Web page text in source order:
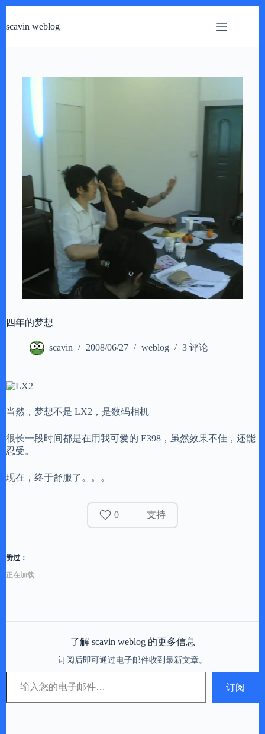
过
scavin weblog
四年的梦想
scavin 2008/06/27 weblog 3 评论
当然，梦想不是 LX2，是数码相机
很长一段时间都是在用我可爱的 E398，虽然效果不佳，还能
忍受。
现在，终于舒服了。。。
0 支持
赞过：
正在加载……
了解 scavin weblog 的更多信息
订阅后即可通过电子邮件收到最新文章。
输入您的电子邮件…
订阅